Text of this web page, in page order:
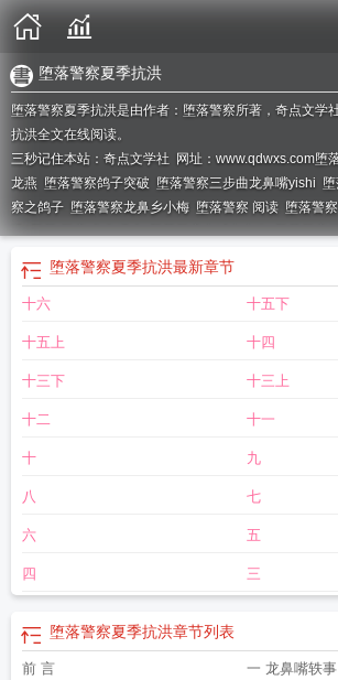
堕落警察夏季抗洪
堕落警察夏季抗洪是由作者：堕落警察所著，奇点文学
抗洪全文在线阅读。
三秒记住本站：奇点文学社 网址：www.qdwxs.com堕
龙燕 堕落警察鸽子突破 堕落警察三步曲龙鼻嘴yishi
察之鸽子 堕落警察龙鼻乡小梅 堕落警察 阅读 堕落警
洪堕落 警察 龙鼻嘴乡堕落警察之城市之歌堕落警察
堕落警察 小小 堕落警察鲁丽鸽子
张干事
堕落警察夏季抗洪最新章节
十六 十五下
十五上 十四
十三下 十三上
十二 十一
十 九
八 七
六 五
四 三
堕落警察夏季抗洪章节列表
前 言 一 龙鼻嘴轶事